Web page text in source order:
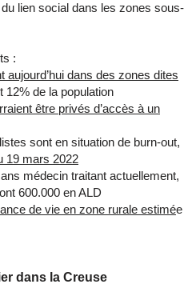
lien social dans les zones sous-
:
aujourd’hui dans des zones dites
12% de la population
être privés d’accès à un
sont en situation de burn-out,
19 mars 2022
médecin traitant actuellement,
600.000 en ALD
de vie en zone rurale estimée
dans la Creuse